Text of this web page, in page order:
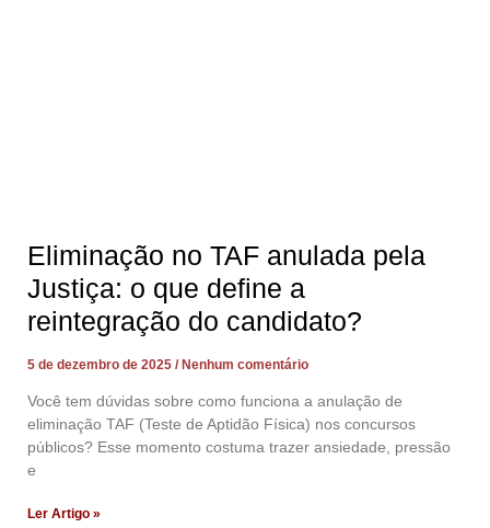
Eliminação no TAF anulada pela
Justiça: o que define a
reintegração do candidato?
5 de dezembro de 2025 Nenhum comentário
Você tem dúvidas sobre como funciona a anulação de
eliminação TAF (Teste de Aptidão Física) nos concursos
públicos? Esse momento costuma trazer ansiedade, pressão
e
Ler Artigo »